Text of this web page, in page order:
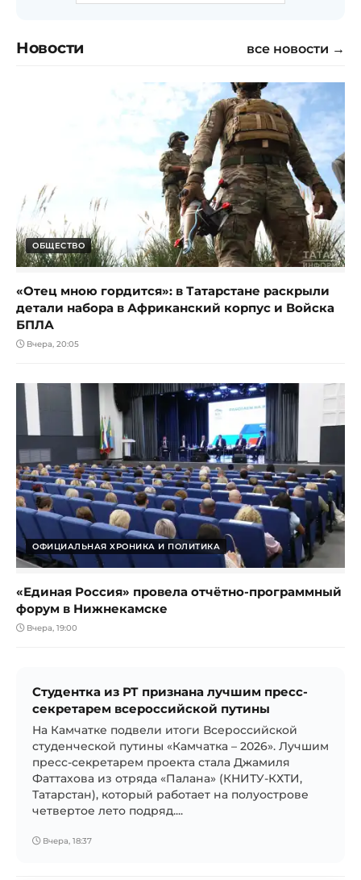
Новости все новости →
ОБЩЕСТВО
«Отец мною гордится»: в Татарстане раскрыли
детали набора в Африканский корпус и Войска
БПЛА
Вчера, 20:05
ОФИЦИАЛЬНАЯ ХРОНИКА И ПОЛИТИКА
«Единая Россия» провела отчётно-программный
форум в Нижнекамске
Вчера, 19:00
Студентка из РТ признана лучшим пресс-
секретарем всероссийской путины
На Камчатке подвели итоги Всероссийской
студенческой путины «Камчатка – 2026». Лучшим
пресс-секретарем проекта стала Джамиля
Фаттахова из отряда «Палана» (КНИТУ-КХТИ,
Татарстан), который работает на полуострове
четвертое лето подряд....
Вчера, 18:37